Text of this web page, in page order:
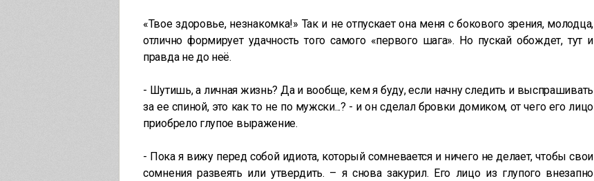
«Твое здоровье, незнакомка!» Так и не отпускает она меня с бокового зрения, молодца,
отлично формирует удачность того самого «первого шага». Но пускай обождет, тут и
правда не до неё.
- Шутишь, а личная жизнь? Да и вообще, кем я буду, если начну следить и выспрашивать
за ее спиной, это как то не по мужски...? - и он сделал бровки домиком, от чего его лицо
приобрело глупое выражение.
- Пока я вижу перед собой идиота, который сомневается и ничего не делает, чтобы свои
сомнения развеять или утвердить. – я снова закурил. Его лицо из глупого внезапно